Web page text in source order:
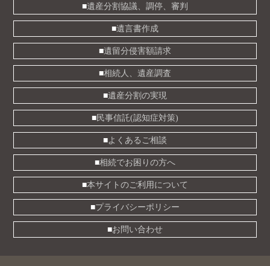
遺産分割協議、調停、審判
遺言書作成
遺留分侵害額請求
相続人、遺産調査
遺産分割の実現
民事信託(認知症対策)
よくあるご相談
相続でお困りの方へ
本サイトのご利用について
プライバシーポリシー
お問い合わせ